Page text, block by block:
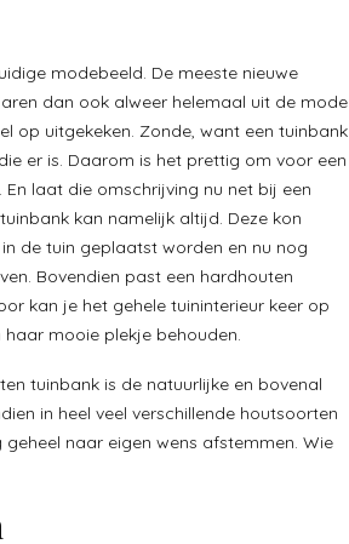
modebeeld. De meeste nieuwe
dan ook alweer helemaal uit de mode
op uitgekeken. Zonde, want een tuinbank
er is. Daarom is het prettig om voor een
laat die omschrijving nu net bij een
kan namelijk altijd. Deze kon
de tuin geplaatst worden en nu nog
Bovendien past een hardhouten
kan je het gehele tuininterieur keer op
mooie plekje behouden.
tuinbank is de natuurlijke en bovenal
in heel veel verschillende houtsoorten
naar eigen wens afstemmen. Wie